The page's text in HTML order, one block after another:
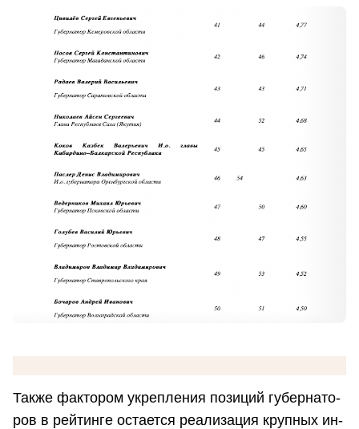
Также фак­то­ром укреп­ле­ния по­зи­ций гу­бер­на­то­
ров в рей­тин­ге оста­ет­ся ре­а­ли­за­ция круп­ных ин­